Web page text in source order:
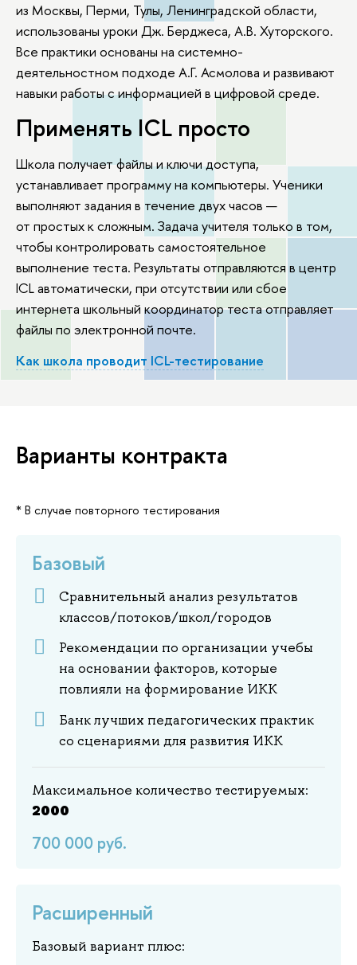
из Москвы, Перми, Тулы, Ленинградской области,
использованы уроки Дж. Берджеса, А.В. Хуторского.
Все практики основаны на системно-
деятельностном подходе А.Г. Асмолова и развивают
навыки работы с информацией в цифровой среде.
Применять ICL просто
Школа получает файлы и ключи доступа,
устанавливает программу на компьютеры. Ученики
выполняют задания в течение двух часов —
от простых к сложным. Задача учителя только в том,
чтобы контролировать самостоятельное
выполнение теста. Результаты отправляются в центр
ICL автоматически, при отсутствии или сбое
интернета школьный координатор теста отправляет
файлы по электронной почте.
Как школа проводит ICL-тестирование
Варианты контракта
* В случае повторного тестирования
Базовый
‍Сравнительный анализ результатов
классов/потоков/школ/городов
Рекомендации по организации учебы
на основании факторов, которые
повлияли на формирование ИКК
Банк лучших педагогических практик
со сценариями для развития ИКК
Максимальное количество тестируемых:
2000
700 000 руб.
Расширенный
Базовый вариант плюс: